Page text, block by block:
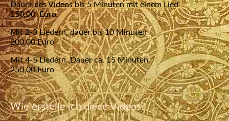
Dauer des Videos bis 5 Minuten mit einem Lied
150,00 Euro.
Mit 2-3 Liedern, dauer bis 10 Minuten
200,00 Euro
Mit 4-5 Liedern, Dauer ca. 15 Minuten
250,00 Euro
Wie erstelle ich diese Videos?